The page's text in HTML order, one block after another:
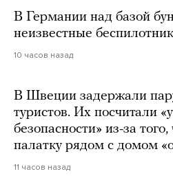
В Германии над базой
неизвестные
10 часов назад
В Швеции задержали
туристов. Их посчитали
безопасности» из-за
палатку рядом с домом
11 часов назад